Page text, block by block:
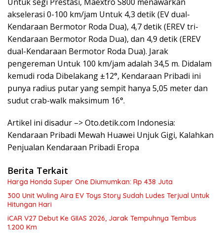
akselerasi 0-100 km/jam Untuk 4,3 detik (EV dual-
Kendaraan Bermotor Roda Dua), 4,7 detik (EREV tri-
Kendaraan Bermotor Roda Dua), dan 4,9 detik (EREV
dual-Kendaraan Bermotor Roda Dua). Jarak
pengereman Untuk 100 km/jam adalah 34,5 m. Didalam
kemudi roda Dibelakang ±12°, Kendaraan Pribadi ini
punya radius putar yang sempit hanya 5,05 meter dan
sudut crab-walk maksimum 16°.
Artikel ini disadur –> Oto.detik.com Indonesia:
Kendaraan Pribadi Mewah Huawei Unjuk Gigi, Kalahkan
Penjualan Kendaraan Pribadi Eropa
Berita Terkait
Harga Honda Super One Diumumkan: Rp 438 Juta
300 Unit Wuling Aira EV Toys Story Sudah Ludes Terjual Untuk
Hitungan Hari
iCAR V27 Debut Ke GIIAS 2026, Jarak Tempuhnya Tembus
1.200 Km